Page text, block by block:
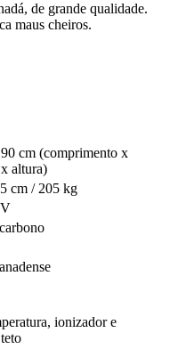
de grande qualidade.
maus cheiros.
cm (comprimento x
altura)
cm / 205 kg
ionizador e